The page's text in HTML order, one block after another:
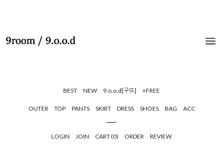
BEST NEW 9.o.o.d[구뜨] +FREE
OUTER TOP PANTS SKIRT DRESS SHOES BAG ACC
LOGIN JOIN CART (0) ORDER REVIEW